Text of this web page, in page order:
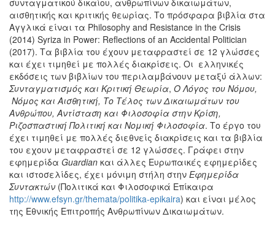
αισθητικής και κριτικής θεωρίας. Το πρόσφαρα βιβλία στα
Αγγλικά είναι τα Philosophy and Resistance in the Crisis
(2014) Syriza in Power: Reflections of an Accidental Politician
(2017). Τα βιβλία του έχουν μεταφραστεί σε 12 γλώσσες
και έχει τιμηθεί με πολλές διακρίσεις. Οι ελληνικές
εκδόσεις των βιβλίων του περιλαμβάνουν μεταξύ άλλων:
Συνταγματισμός και Κριτική Θεωρία, Ο Λόγος του Νόμου,
Νόμος και Aισθητική, Το Τέλος των Δικαιωμάτων του
Ανθρώπου, Αντίσταση και Φιλοσοφία στην Κρίση,
Ριζοσπαστική Πολιτική και Νομική Φιλοσοφία. Το έργο του
έχει τιμηθεί με πολλές διεθνείς διακρίσεις και τα βιβλία
του εχουν μεταφραστεί σε 12 γλώσσες. Γράφει στην
εφημερίδα Guardian και άλλες Ευρωπαικές εφημερίδες
και ιστοσελίδες, έχει μόνιμη στήλη στην Εφημερίδα
Συντακτών (Πολιτικά και Φιλοσοφικά Επίκαιρα
http://www.efsyn.gr/themata/politika-epikaira) και είναι μέλος
της Εθνικής Επιτροπής Ανθρωπίνων Δικαιωμάτων.